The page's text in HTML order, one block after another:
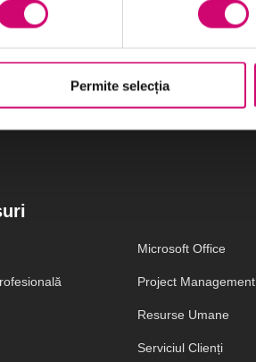
Permite selecția
Microsoft Office
Project Management
Resurse Umane
Serviciul Clienți